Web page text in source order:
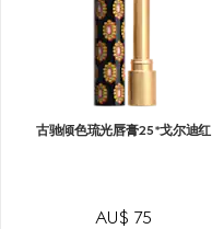
古驰倾色琉光唇膏25*戈尔迪红
AU$ 75